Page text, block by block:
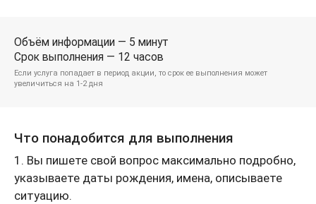
Объём информации — 5 минут
Срок выполнения — 12 часов
Если услуга попадает в период акции, то срок ее выполнения может
увеличиться на 1-2 дня
Что понадобится для выполнения
1. Вы пишете свой вопрос максимально подробно,
указываете даты рождения, имена, описываете
ситуацию.